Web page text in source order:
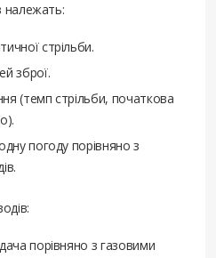
належать:
стрільби.
зброї.
(темп стрільби, початкова
погоду порівняно з
порівняно з газовими